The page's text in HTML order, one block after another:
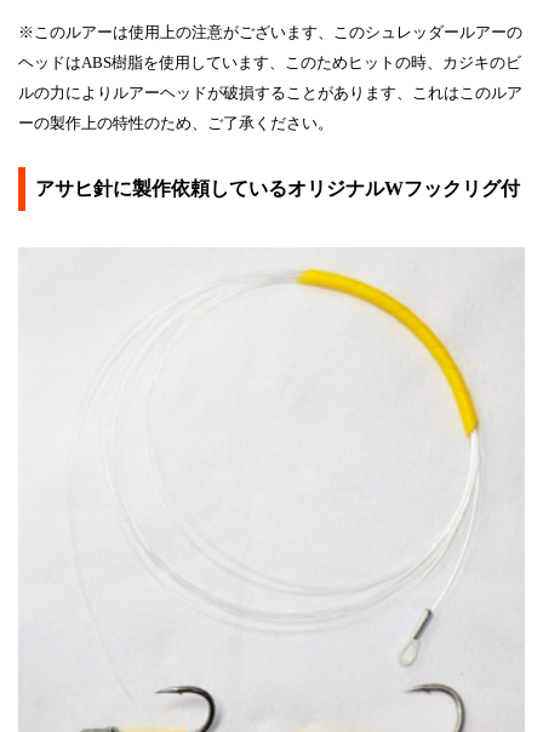
※このルアーは使用上の注意がございます、このシュレッダールアーの
ヘッドはABS樹脂を使用しています、このためヒットの時、カジキのビ
ルの力によりルアーヘッドが破損することがあります、これはこのルア
ーの製作上の特性のため、ご了承ください。
アサヒ針に製作依頼しているオリジナルWフックリグ付